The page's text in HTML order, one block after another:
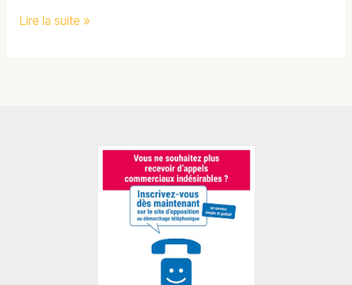
Lire la suite »